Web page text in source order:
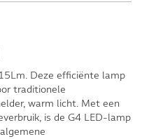
Deze efficiënte lamp
traditionele
warm licht. Met een
is de G4 LED-lamp